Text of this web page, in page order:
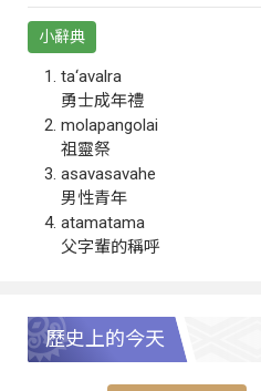
小辭典
ta‘avalra
勇士成年禮
molapangolai
祖靈祭
asavasavahe
男性青年
atamatama
父字輩的稱呼
歷史上的今天